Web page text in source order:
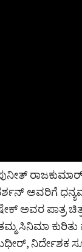
ರಾಜಕುಮಾರ್
ಅವರಿಗೆ
ಅವರ ಪಾತ್ರ
ಸಿನಿಮಾ ಕುರಿತು
ನಿರ್ದೇಶಕ